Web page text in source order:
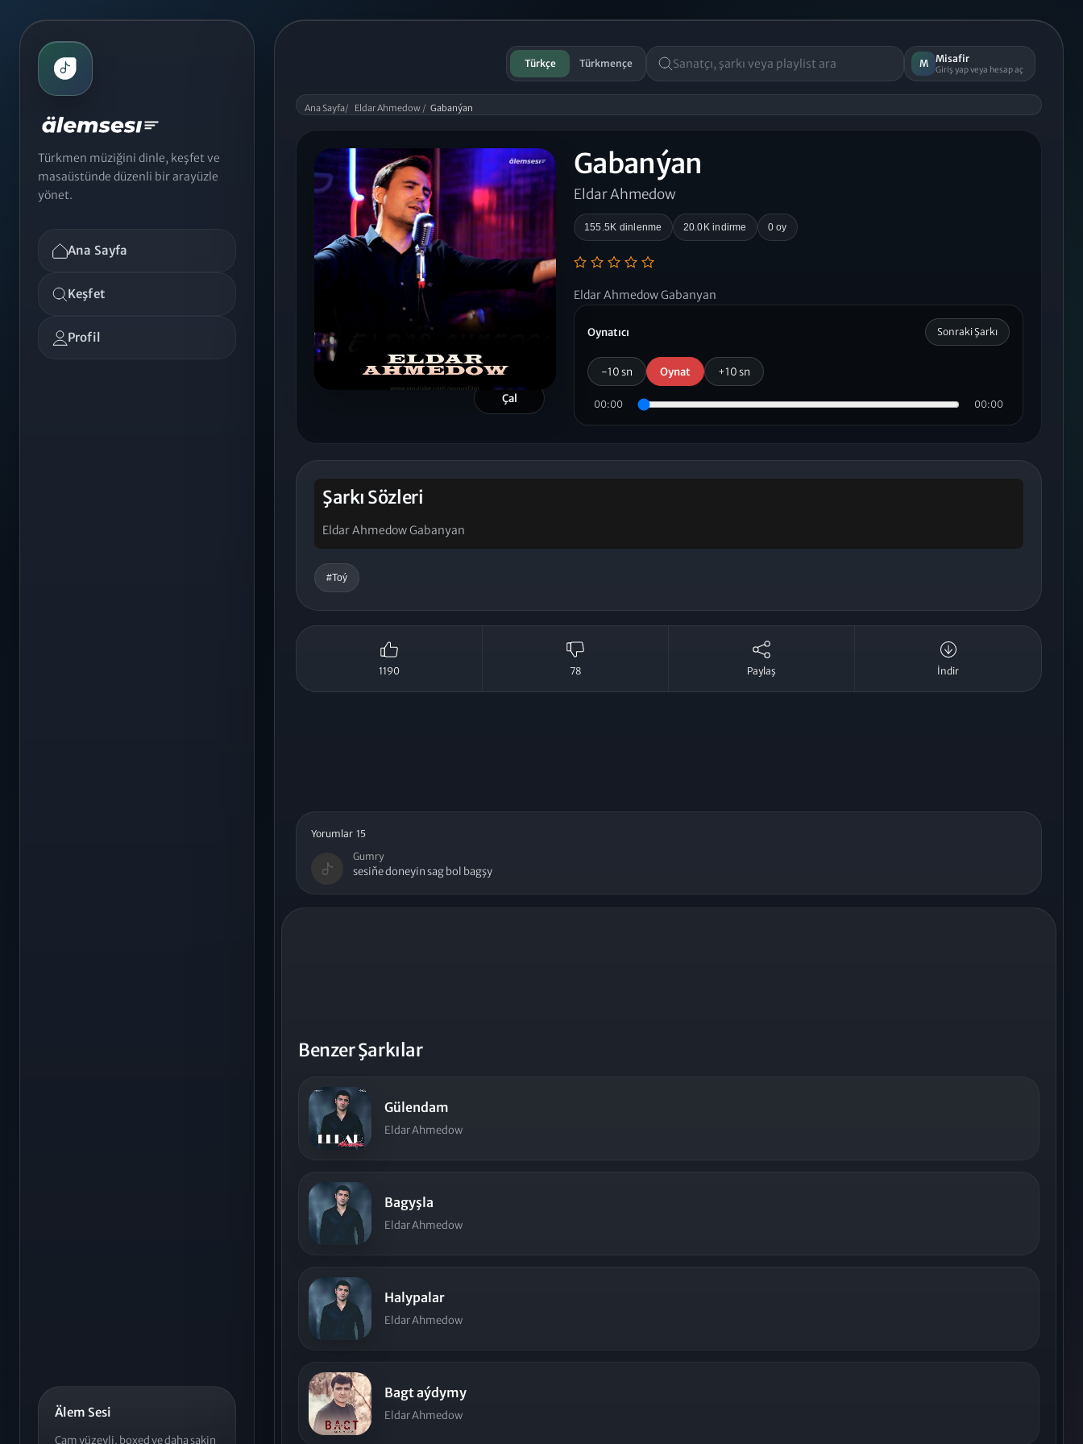
Türkmen müziğini dinle, keşfet ve
masaüstünde düzenli bir arayüzle
yönet.
Ana Sayfa
Keşfet
Profil
Älem Sesi
Cam yüzeyli, boxed ve daha sakin
Türkçe Türkmençe M Misafir
Giriş yap veya hesap aç
Ana Sayfa/ Eldar Ahmedow / Gabanýan
Çal
Gabanýan
Eldar Ahmedow
155.5K dinlenme 20.0K indirme 0 oy
Eldar Ahmedow Gabanyan
Oynatıcı Sonraki Şarkı
-10 sn Oynat +10 sn
00:00 00:00
Şarkı Sözleri
Eldar Ahmedow Gabanyan
#Toý
1190 78 Paylaş İndir
Yorumlar 15
Gumry
sesiňe doneyin sag bol bagşy
Benzer Şarkılar
Gülendam
Eldar Ahmedow
Bagyşla
Eldar Ahmedow
Halypalar
Eldar Ahmedow
Bagt aýdymy
Eldar Ahmedow